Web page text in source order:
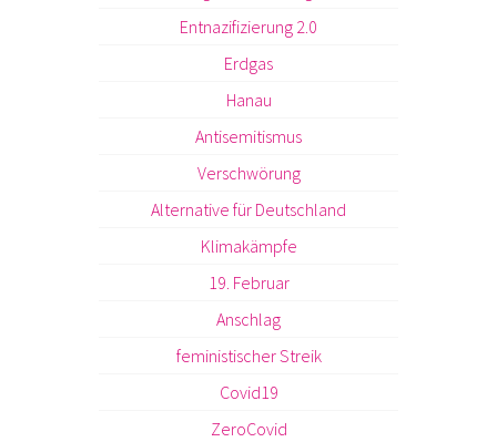
Entnazifizierung 2.0
Erdgas
Hanau
Antisemitismus
Verschwörung
Alternative für Deutschland
Klimakämpfe
19. Februar
Anschlag
feministischer Streik
Covid19
ZeroCovid